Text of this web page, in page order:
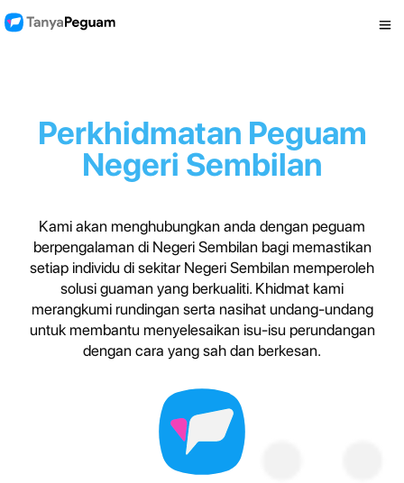
Perkhidmatan Peguam
Negeri Sembilan
Kami akan menghubungkan anda dengan peguam
berpengalaman di Negeri Sembilan bagi memastikan
setiap individu di sekitar Negeri Sembilan memperoleh
solusi guaman yang berkualiti. Khidmat kami
merangkumi rundingan serta nasihat undang-undang
untuk membantu menyelesaikan isu-isu perundangan
dengan cara yang sah dan berkesan.